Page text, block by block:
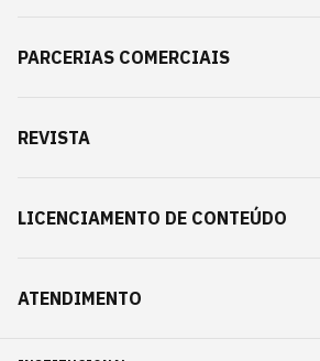
PARCERIAS COMERCIAIS
REVISTA
LICENCIAMENTO DE CONTEÚDO
ATENDIMENTO